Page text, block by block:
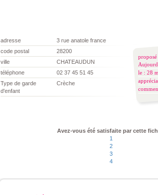
le : 28
adresse
3 rue anatole france
code postal
28200
ville
CHATEAUDUN
téléphone
02 37 45 51 45
Type de garde
d'enfant
Crèche
Avez-vous été satisfaite par cette
1
2
3
4